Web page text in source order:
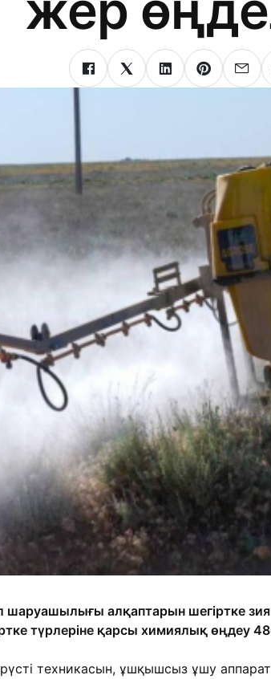
алқаптарын шегіртке
түрлеріне қарсы химиялық өңдеу
техникасын, ұшқышсыз ұшу